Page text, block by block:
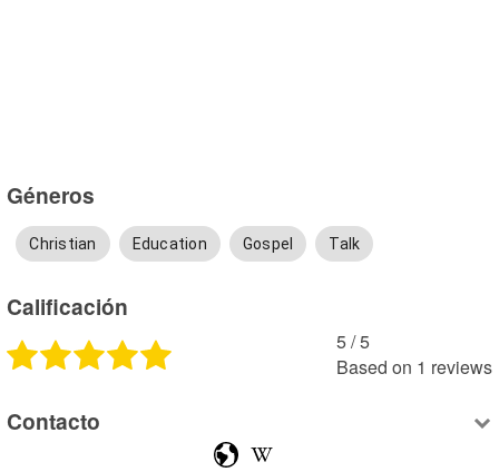
Géneros
Christian Education Gospel Talk
Calificación
5 /5
Based on 1 reviews
Contacto